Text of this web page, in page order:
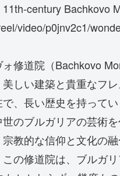
11th-century Bachkovo
video/p0jnv2c1/
修道院（Bachkovo
しい建築と貴重なフ
、長い歴史を持って
のブルガリアの芸術
教的な信仰と文化の
の修道院は、ブルガ